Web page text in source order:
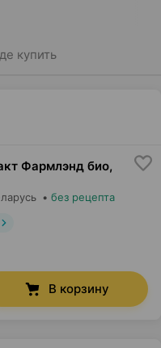
купить
Фармлэнд био,
• без рецепта
В корзину